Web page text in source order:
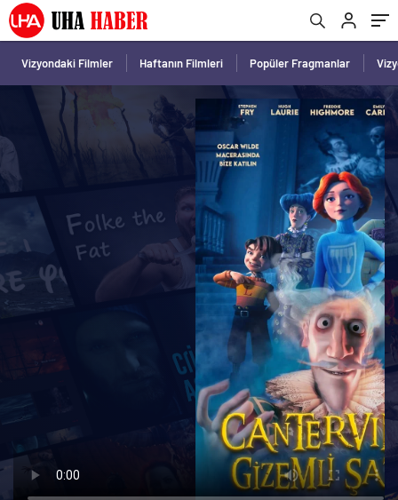
Vizyondaki Filmler Haftanın Filmleri Popüler Fragmanlar